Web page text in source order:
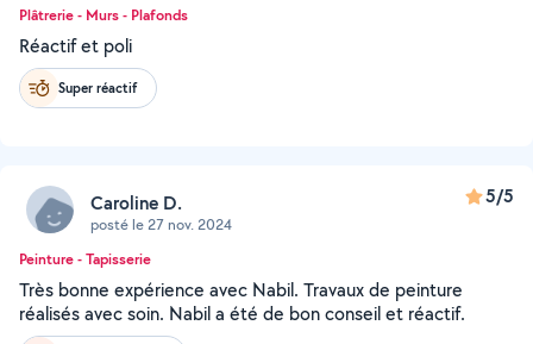
Plâtrerie - Murs - Plafonds
Réactif et poli
Super réactif
Caroline D.
posté le 27 nov. 2024
5/5
Peinture - Tapisserie
Très bonne expérience avec Nabil. Travaux de peinture
réalisés avec soin. Nabil a été de bon conseil et réactif.